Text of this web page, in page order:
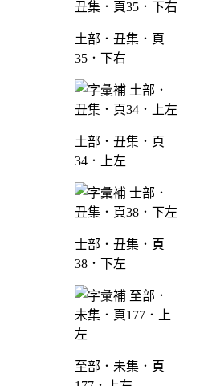
土部．丑集．頁
35．下右
土部．丑集．頁
34．上左
士部．丑集．頁
38．下左
至部．未集．頁